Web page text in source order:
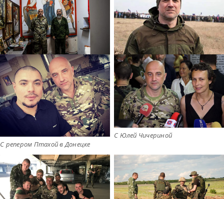
С репером Птахой в Донецке
С Юлей Чичериной